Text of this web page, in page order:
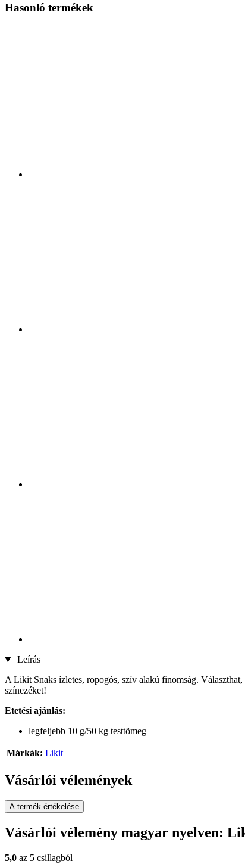
Hasonló termékek
Leírás
A Likit Snaks ízletes, ropogós, szív alakú finomság.
színezéket!
Etetési ajánlás:
legfeljebb 10 g/50 kg testtömeg
Márkák: Likit
Vásárlói vélemények
A termék értékelése
Vásárlói vélemény magyar nyelven:
5,0 az 5 csillagból